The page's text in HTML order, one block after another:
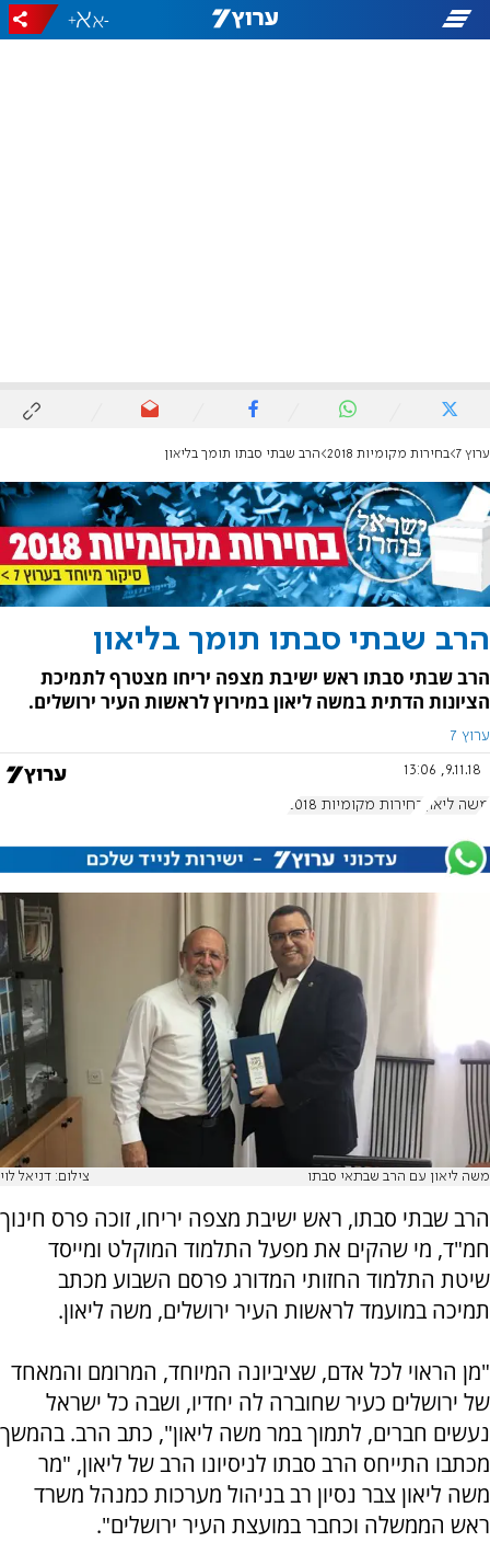
-
+
ערוץ 7 בחירות מקומיות 2018 הרב שבתי סבתו תומך בליאון
הרב שבתי סבתו תומך בליאון
הרב שבתי סבתו ראש ישיבת מצפה יריחו מצטרף לתמיכת
הציונות הדתית במשה ליאון במירוץ לראשות העיר ירושלים.
ערוץ 7
9.11.18, 13:06
משה ליאון בחירות מקומיות 2018
משה ליאון עם הרב שבתאי סבתו צילום: דניאל לוי
הרב שבתי סבתו, ראש ישיבת מצפה יריחו, זוכה פרס חינוך
חמ"ד, מי שהקים את מפעל התלמוד המוקלט ומייסד
שיטת התלמוד החזותי המדורג פרסם השבוע מכתב
תמיכה במועמד לראשות העיר ירושלים, משה ליאון.
"מן הראוי לכל אדם, שציביונה המיוחד, המרומם והמאחד
של ירושלים כעיר שחוברה לה יחדיו, ושבה כל ישראל
נעשים חברים, לתמוך במר משה ליאון", כתב הרב. בהמשך
מכתבו התייחס הרב סבתו לניסיונו הרב של ליאון, "מר
משה ליאון צבר נסיון רב בניהול מערכות כמנהל משרד
ראש הממשלה וכחבר במועצת העיר ירושלים".